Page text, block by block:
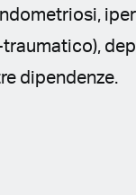
dipendenze.